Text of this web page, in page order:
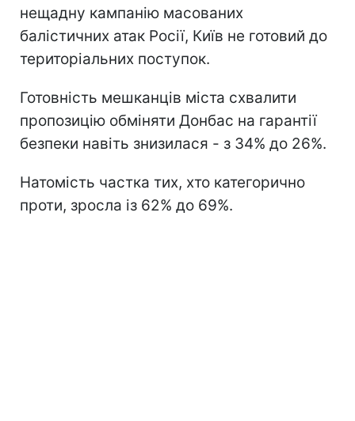
нещадну кампанію масованих
балістичних атак Росії, Київ не готовий до
територіальних поступок.
Готовність мешканців міста схвалити
пропозицію обміняти Донбас на гарантії
безпеки навіть знизилася - з 34% до 26%.
Натомість частка тих, хто категорично
проти, зросла із 62% до 69%.